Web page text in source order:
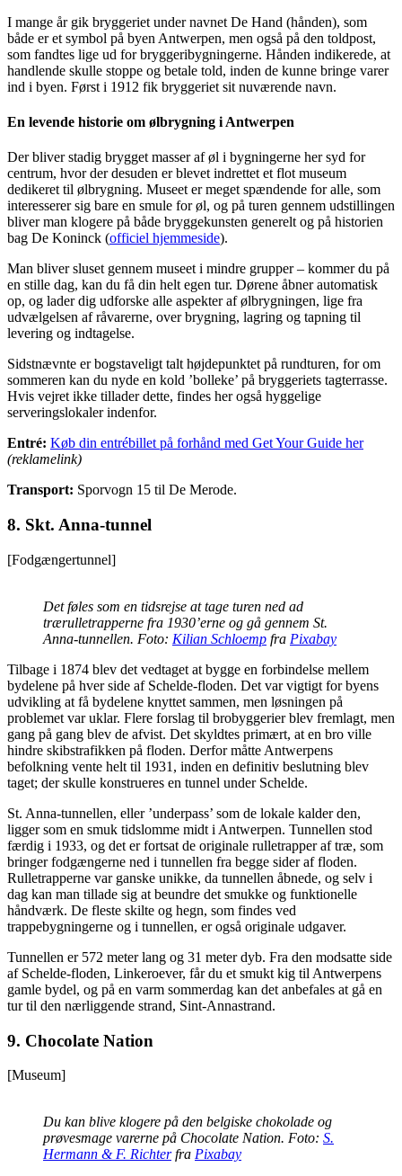
I mange år gik bryggeriet under navnet De Hand (hånden), som
både er et symbol på byen Antwerpen, men også på den toldpost,
som fandtes lige ud for bryggeribygningerne. Hånden indikerede, at
handlende skulle stoppe og betale told, inden de kunne bringe varer
ind i byen. Først i 1912 fik bryggeriet sit nuværende navn.
En levende historie om ølbrygning i Antwerpen
Der bliver stadig brygget masser af øl i bygningerne her syd for
centrum, hvor der desuden er blevet indrettet et flot museum
dedikeret til ølbrygning. Museet er meget spændende for alle, som
interesserer sig bare en smule for øl, og på turen gennem udstillingen
bliver man klogere på både bryggekunsten generelt og på historien
bag De Koninck (officiel hjemmeside).
Man bliver sluset gennem museet i mindre grupper – kommer du på
en stille dag, kan du få din helt egen tur. Dørene åbner automatisk
op, og lader dig udforske alle aspekter af ølbrygningen, lige fra
udvælgelsen af råvarerne, over brygning, lagring og tapning til
levering og indtagelse.
Sidstnævnte er bogstaveligt talt højdepunktet på rundturen, for om
sommeren kan du nyde en kold ’bolleke’ på bryggeriets tagterrasse.
Hvis vejret ikke tillader dette, findes her også hyggelige
serveringslokaler indenfor.
Entré: Køb din entrébillet på forhånd med Get Your Guide her
(reklamelink)
Transport: Sporvogn 15 til De Merode.
8. Skt. Anna-tunnel
[Fodgængertunnel]
Det føles som en tidsrejse at tage turen ned ad
trærulletrapperne fra 1930’erne og gå gennem St.
Anna-tunnellen. Foto: Kilian Schloemp fra Pixabay
Tilbage i 1874 blev det vedtaget at bygge en forbindelse mellem
bydelene på hver side af Schelde-floden. Det var vigtigt for byens
udvikling at få bydelene knyttet sammen, men løsningen på
problemet var uklar. Flere forslag til brobyggerier blev fremlagt, men
gang på gang blev de afvist. Det skyldtes primært, at en bro ville
hindre skibstrafikken på floden. Derfor måtte Antwerpens
befolkning vente helt til 1931, inden en definitiv beslutning blev
taget; der skulle konstrueres en tunnel under Schelde.
St. Anna-tunnellen, eller ’underpass’ som de lokale kalder den,
ligger som en smuk tidslomme midt i Antwerpen. Tunnellen stod
færdig i 1933, og det er fortsat de originale rulletrapper af træ, som
bringer fodgængerne ned i tunnellen fra begge sider af floden.
Rulletrapperne var ganske unikke, da tunnellen åbnede, og selv i
dag kan man tillade sig at beundre det smukke og funktionelle
håndværk. De fleste skilte og hegn, som findes ved
trappebygningerne og i tunnellen, er også originale udgaver.
Tunnellen er 572 meter lang og 31 meter dyb. Fra den modsatte side
af Schelde-floden, Linkeroever, får du et smukt kig til Antwerpens
gamle bydel, og på en varm sommerdag kan det anbefales at gå en
tur til den nærliggende strand, Sint-Annastrand.
9. Chocolate Nation
[Museum]
Du kan blive klogere på den belgiske chokolade og
prøvesmage varerne på Chocolate Nation. Foto: S.
Hermann & F. Richter fra Pixabay